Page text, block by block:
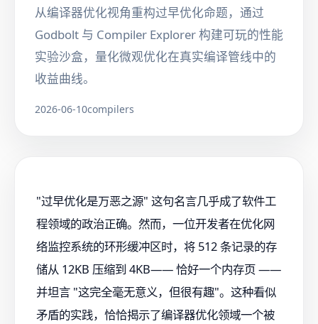
从编译器优化视角重构过早优化命题，通过
Godbolt 与 Compiler Explorer 构建可玩的性能
实验沙盒，量化微观优化在真实编译管线中的
收益曲线。
2026-06-10compilers
"过早优化是万恶之源" 这句名言几乎成了软件工
程领域的政治正确。然而，一位开发者在优化网
络监控系统的环形缓冲区时，将 512 条记录的存
储从 12KB 压缩到 4KB—— 恰好一个内存页 ——
并坦言 "这完全毫无意义，但很有趣"。这种看似
矛盾的实践，恰恰揭示了编译器优化领域一个被